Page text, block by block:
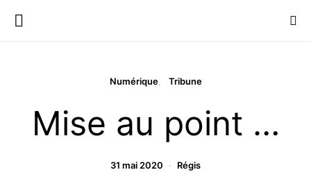
Numérique Tribune
Mise au point …
31 mai 2020 Régis